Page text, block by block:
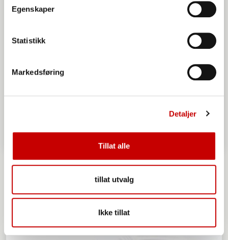
Egenskaper
Statistikk
Markedsføring
Detaljer
Tillat alle
tillat utvalg
Ikke tillat
Havrekjeks
20 - 40 ENKEL